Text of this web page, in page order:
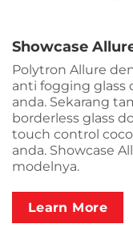
Showcase
Polytron Allure
anti fogging
anda. Sekarang
borderless glass
touch control
anda. Showcase
modelnya.
Learn More